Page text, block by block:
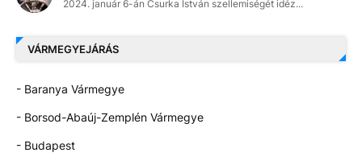
2024. január 6-án Csurka István szellemiségét idéz...
VÁRMEGYEJÁRÁS
- Baranya Vármegye
- Borsod-Abaúj-Zemplén Vármegye
- Budapest